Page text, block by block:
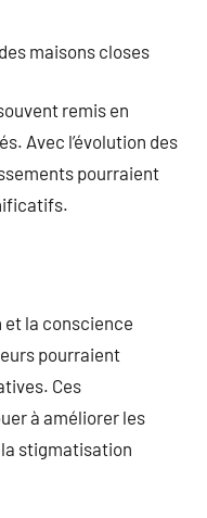
maisons closes
remis en
Avec l’évolution des
pourraient
et la conscience
pourraient
Ces
à améliorer les
stigmatisation